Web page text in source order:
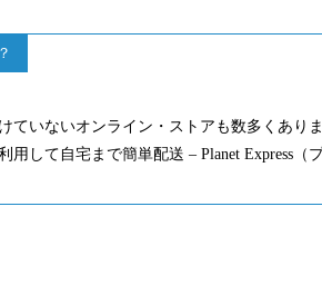
ていないオンライン・ストアも数多くあり
用して自宅まで簡単配送 – Planet Express（